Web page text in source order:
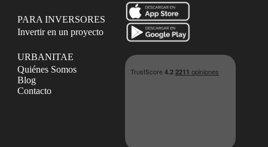
PARA INVERSORES
Invertir en un proyecto
URBANITAE
Quiénes Somos
Blog
Contacto